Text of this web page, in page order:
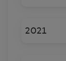
2021